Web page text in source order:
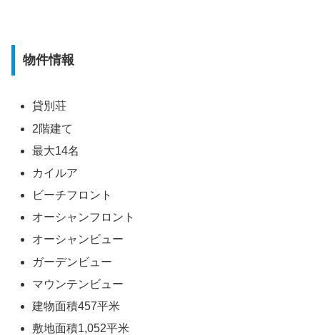
物件情報
貸別荘
2階建て
最大14名
カイルア
ビーチフロント
オーシャンフロント
オーシャンビュー
ガーデンビュー
マウンテンビュー
建物面積457平米
敷地面積1,052平米